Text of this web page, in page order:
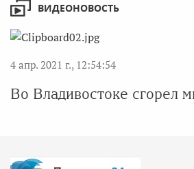
ВИДЕОНОВОСТЬ
4 апр. 2021 г., 12:54:54
Во Владивостоке сгорел